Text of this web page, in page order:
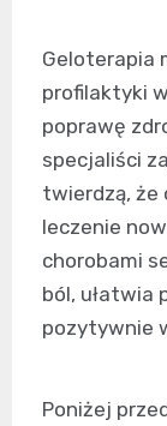
Geloterapia
profilaktyki
poprawę
specjaliści
twierdzą, że
leczenie
chorobami
ból, ułatwia
pozytywnie
Poniżej